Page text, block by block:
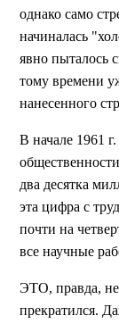
однако само
начиналась
явно пыталось
тому времени
нанесенного
В начале 1961
два десятка
эта цифра с
почти на
все научные
ЭТО, правда,
прекратился.